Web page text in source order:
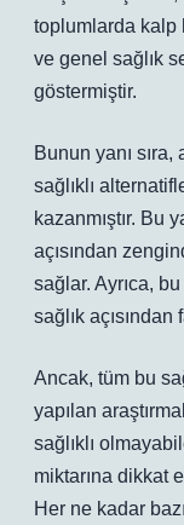
toplumlarda kalp
ve genel sağlık
göstermiştir.
Bunun yanı sıra,
sağlıklı
kazanmıştır. Bu
açısından
sağlar. Ayrıca,
sağlık açısından
Ancak, tüm bu
yapılan
sağlıklı
miktarına dikkat
Her ne kadar